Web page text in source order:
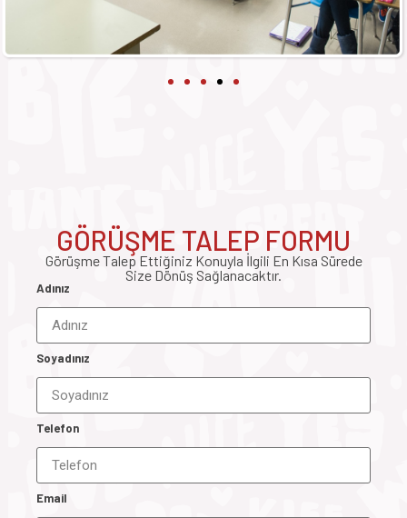
GÖRÜŞME TALEP FORMU
Görüşme Talep Ettiğiniz Konuyla İlgili En Kısa Sürede
Size Dönüş Sağlanacaktır.
Adınız
Soyadınız
Telefon
Email